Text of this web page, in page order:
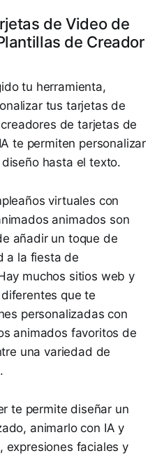
de Video de
de Creador
tu herramienta,
tus tarjetas de
de tarjetas de
te permiten personalizar
hasta el texto.
virtuales con
animados son
añadir un toque de
a la fiesta de
muchos sitios web y
que te
personalizadas con
animados favoritos de
una variedad de
te permite diseñar un
animarlo con IA y
expresiones faciales y